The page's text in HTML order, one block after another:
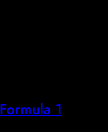
Formula 1